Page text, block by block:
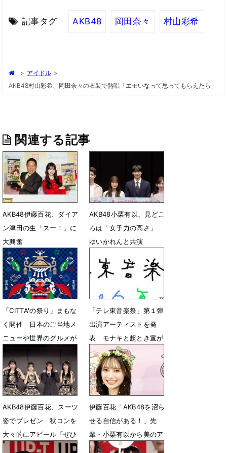
記事タグ AKB48 岡田奈々 村山彩希
> アイドル >
AKB48村山彩希、岡田奈々の衣装で熱唱「エモいなって思ってもらえたら」
関連する記事
AKB48伊藤百花、ダイア
ン津田の生「スー！」に
大興奮
8月2日 07時02分
AKB48小栗有以、見どこ
ろは「女子力の高さ」
ゆいかれんと共演
「CITTA'の祭り」まもな
く開催 ⽇本のご当地メ
ニューや世界のグルメが
6月17日 19時00分
「テレ東音楽祭」第１弾
出演アーティストを発
表 モナキと超とき宣が
福岡の意外なスポットか
ら生中継
6月15日 12時00分
AKB48伊藤百花、スーツ
姿でプレゼン 秋コンを
大々的にアピール「ぜひ
注目して頂けたら！」
伊藤百花「AKB48を沼ら
せる自信がある！」先
輩・小栗有以から美のア
ドバイスも